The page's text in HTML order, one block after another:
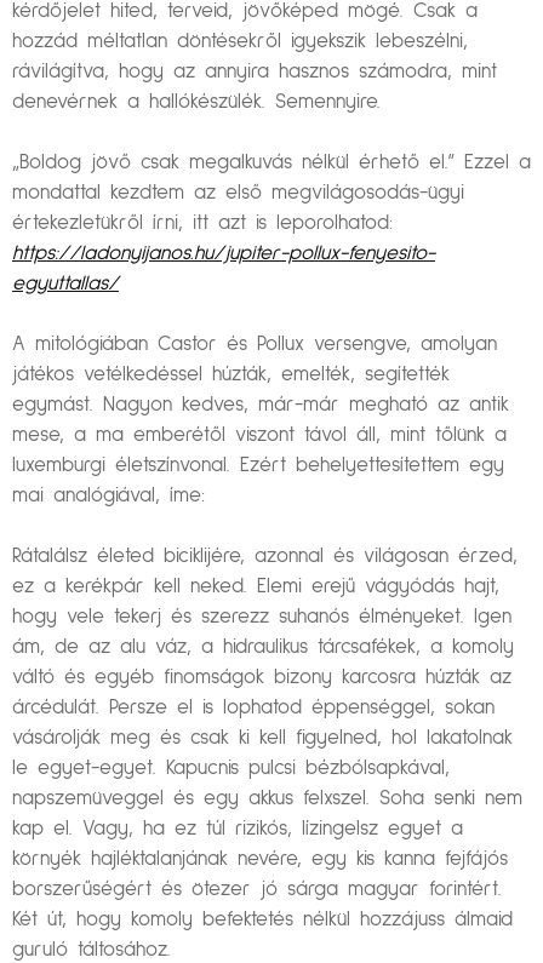
kérdőjelet hited, terveid, jövőképed mögé. Csak a
hozzád méltatlan döntésekről igyekszik lebeszélni,
rávilágítva, hogy az annyira hasznos számodra, mint
denevérnek a hallókészülék. Semennyire.
„Boldog jövő csak megalkuvás nélkül érhető el.” Ezzel a
mondattal kezdtem az első megvilágosodás-ügyi
értekezletükről írni, itt azt is leporolhatod:
https://ladonyijanos.hu/jupiter-pollux-fenyesito-
egyuttallas/
A mitológiában Castor és Pollux versengve, amolyan
játékos vetélkedéssel húzták, emelték, segítették
egymást. Nagyon kedves, már-már megható az antik
mese, a ma emberétől viszont távol áll, mint tőlünk a
luxemburgi életszínvonal. Ezért behelyettesítettem egy
mai analógiával, íme:
Rátalálsz életed biciklijére, azonnal és világosan érzed,
ez a kerékpár kell neked. Elemi erejű vágyódás hajt,
hogy vele tekerj és szerezz suhanós élményeket. Igen
ám, de az alu váz, a hidraulikus tárcsafékek, a komoly
váltó és egyéb finomságok bizony karcosra húzták az
árcédulát. Persze el is lophatod éppenséggel, sokan
vásárolják meg és csak ki kell figyelned, hol lakatolnak
le egyet-egyet. Kapucnis pulcsi bézbólsapkával,
napszemüveggel és egy akkus felxszel. Soha senki nem
kap el. Vagy, ha ez túl rizikós, lízingelsz egyet a
környék hajléktalanjának nevére, egy kis kanna fejfájós
borszerűségért és ötezer jó sárga magyar forintért.
Két út, hogy komoly befektetés nélkül hozzájuss álmaid
guruló táltosához.